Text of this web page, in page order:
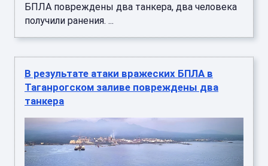
БПЛА повреждены два танкера, два человека
получили ранения. ...
В результате атаки вражеских БПЛА в
Таганрогском заливе повреждены два
танкера